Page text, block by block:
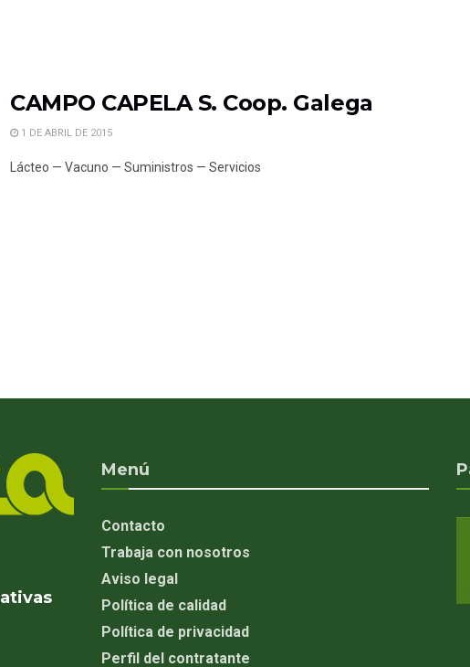
CAMPO CAPELA S. Coop. Galega
1 DE ABRIL DE 2015
Lácteo — Vacuno — Suministros — Servicios
Menú
Contacto
Trabaja con nosotros
Aviso legal
Política de calidad
Política de privacidad
Perfil del contratante